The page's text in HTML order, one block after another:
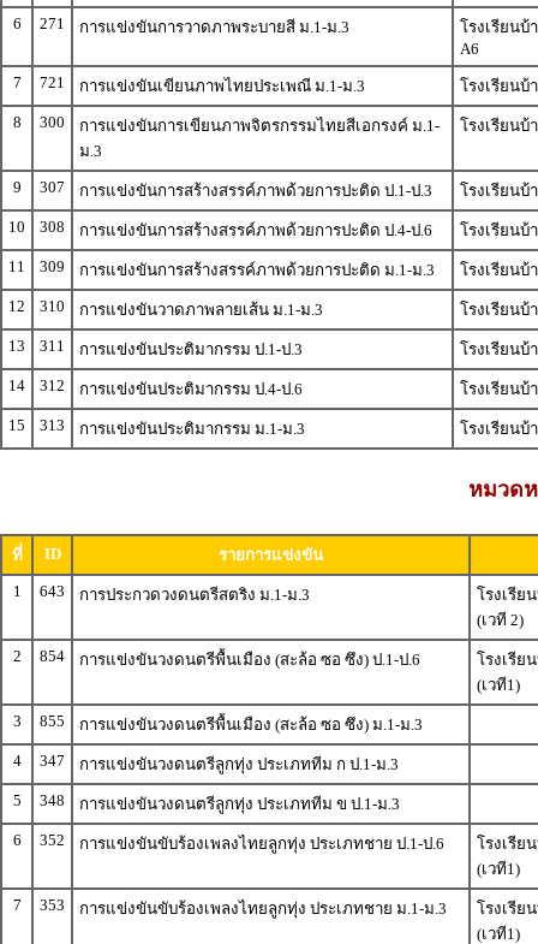
6
271 การแข่งขันการวาดภาพระบายสี ม.1-ม.3
โรงเรียนบ้
A6
7
721 การแข่งขันเขียนภาพไทยประเพณี ม.1-ม.3
โรงเรียน
8
300
การแข่งขันการเขียนภาพจิตรกรรมไทยสีเอกรงค์ ม.1-
ม.3
โรงเรียน
9 307 การแข่งขันการสร้างสรรค์ภาพด้วยการปะติด ป.1-ป.3
โรงเรียน
10
308 การแข่งขันการสร้างสรรค์ภาพด้วยการปะติด ป.4-ป.6
โรงเรียน
11
309 การแข่งขันการสร้างสรรค์ภาพด้วยการปะติด ม.1-ม.3
โรงเรียน
12
310 การแข่งขันวาดภาพลายเส้น ม.1-ม.3
โรงเรียน
13
311 การแข่งขันประติมากรรม ป.1-ป.3
โรงเรียน
14
312 การแข่งขันประติมากรรม ป.4-ป.6
โรงเรียน
15
313 การแข่งขันประติมากรรม ม.1-ม.3 โรงเรียน
หมวด
ที่ ID
รายการแข่งขัน
1
643 การประกวดวงดนตรีสตริง ม.1-ม.3
โรงเรีย
(เวที 2)
2
854 การแข่งขันวงดนตรีพื้นเมือง (สะล้อ ซอ ซึง) ป.1-ป.6
โรงเรีย
(เวที1)
3
855
การแข่งขันวงดนตรีพื้นเมือง (สะล้อ ซอ ซึง) ม.1-ม.3
4
347
การแข่งขันวงดนตรีลูกทุ่ง ประเภททีม ก ป.1-ม.3
5
348
การแข่งขันวงดนตรีลูกทุ่ง ประเภททีม ข ป.1-ม.3
6
352 การแข่งขันขับร้องเพลงไทยลูกทุ่ง ประเภทชาย ป.1-ป.6
โรงเรีย
(เวที1)
7
353 การแข่งขันขับร้องเพลงไทยลูกทุ่ง ประเภทชาย ม.1-ม.3
โรงเรีย
(เวที1)